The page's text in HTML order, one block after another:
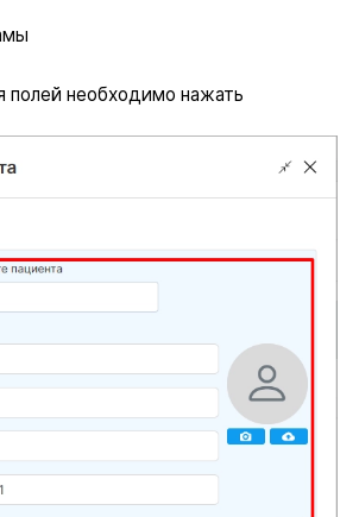
полей необходимо нажать